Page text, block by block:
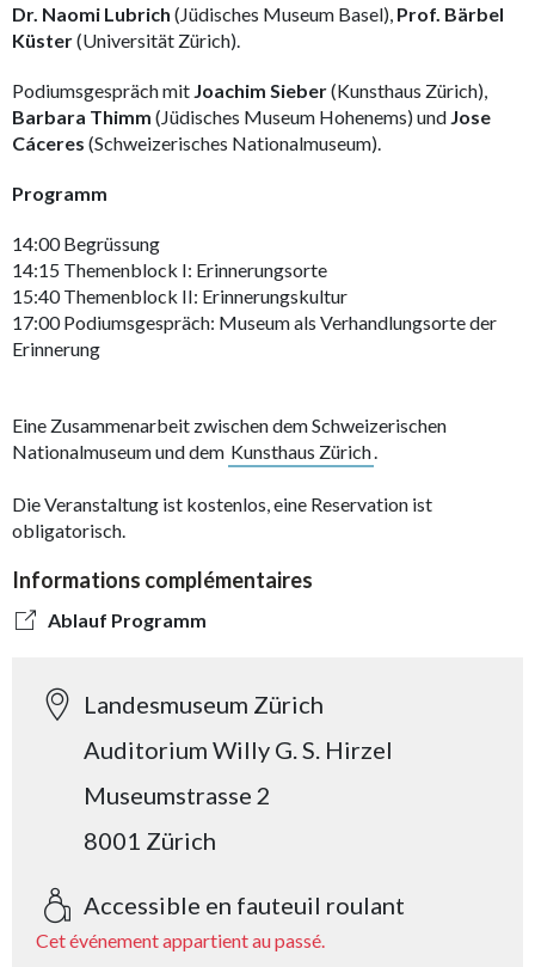
Dr. Naomi Lubrich (Jüdisches Museum Basel), Prof. Bärbel
Küster(Universität Zürich).
Podiumsgespräch mit Joachim Sieber(Kunsthaus Zürich),
Barbara Thimm (Jüdisches Museum Hohenems) und Jose
Cáceres (Schweizerisches Nationalmuseum).
Programm
14:00 Begrüssung
14:15 Themenblock I: Erinnerungsorte
15:40 Themenblock II: Erinnerungskultur
17:00 Podiumsgespräch: Museum als Verhandlungsorte der
Erinnerung
Eine Zusammenarbeit zwischen dem Schweizerischen
Nationalmuseum und dem Kunsthaus Zürich.
Die Veranstaltung ist kostenlos, eine Reservation ist
obligatorisch.
Informations complémentaires
Ablauf Programm
Landesmuseum Zürich
Auditorium Willy G. S. Hirzel
Museumstrasse 2
8001 Zürich
Accessible en fauteuil roulant
Cet événement appartient au passé.